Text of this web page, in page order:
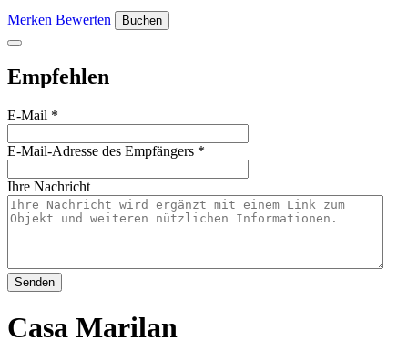
Merken Bewerten Buchen
Empfehlen
E-Mail *
E-Mail-Adresse des Empfängers *
Ihre Nachricht
Senden
Casa Marilan